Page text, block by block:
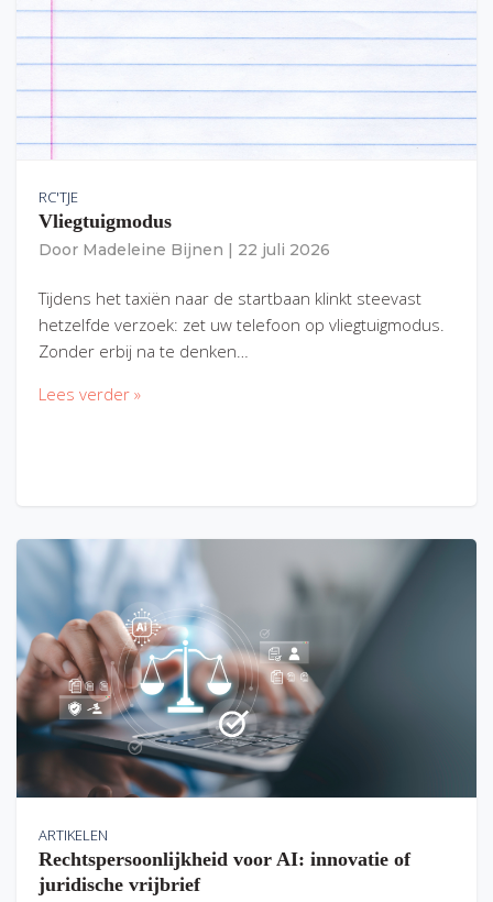
RC'TJE
Vliegtuigmodus
Door Madeleine Bijnen 22 juli 2026
Tijdens het taxiën naar de startbaan klinkt steevast
hetzelfde verzoek: zet uw telefoon op vliegtuigmodus.
Zonder erbij na te denken…
Lees verder »
ARTIKELEN
Rechtspersoonlijkheid voor AI: innovatie of
juridische vrijbrief